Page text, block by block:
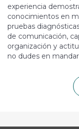
experiencia
conocimientos en
pruebas
de comunicación,
organización y
no dudes en